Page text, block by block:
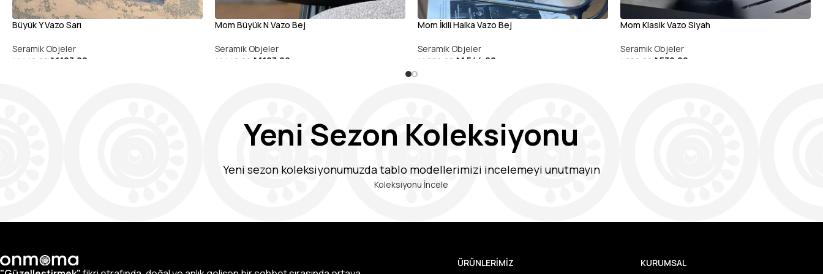
Büyük Y Vazo Sarı
Seramik Objeler
₺ 1.440,00 ₺ 1.123,00
Mom Büyük N Vazo Bej
Seramik Objeler
₺ 1.440,00 ₺ 1.123,00
Mom İkili Halka Vazo Bej
Seramik Objeler
₺ 1.980,00 ₺ 1.544,00
Mom Klasik Vazo Siyah
Seramik Objeler
₺ 680,00 ₺ 530,00
Yeni Sezon Koleksiyonu
Yeni sezon koleksiyonumuzda tablo modellerimizi incelemeyi unutmayın
Koleksiyonu İncele
ÜRÜNLERIMIZ KURUMSAL